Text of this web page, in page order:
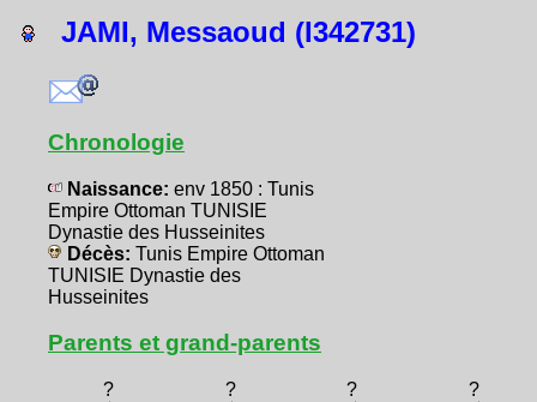
JAMI, Messaoud (I342731)
Chronologie
Naissance: env 1850 : Tunis
Empire Ottoman TUNISIE
Dynastie des Husseinites
Décès: Tunis Empire Ottoman
TUNISIE Dynastie des
Husseinites
Parents et grand-parents
? ? ?
?